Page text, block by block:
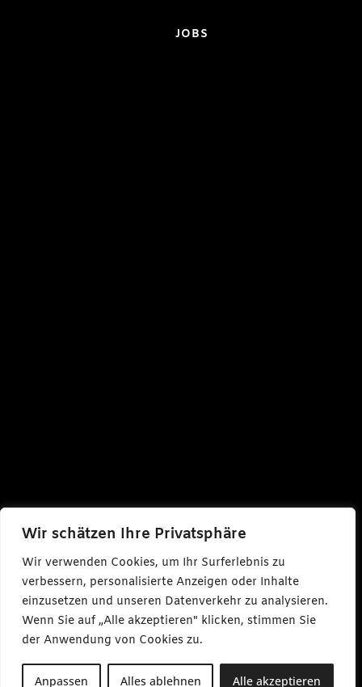
Wir schätzen Ihre Privatsphäre
Wir verwenden Cookies, um Ihr Surferlebnis zu
verbessern, personalisierte Anzeigen oder Inhalte
einzusetzen und unseren Datenverkehr zu analysieren.
Wenn Sie auf „Alle akzeptieren" klicken, stimmen Sie
der Anwendung von Cookies zu.
Anpassen Alles ablehnen Alle akzeptieren
JOBS